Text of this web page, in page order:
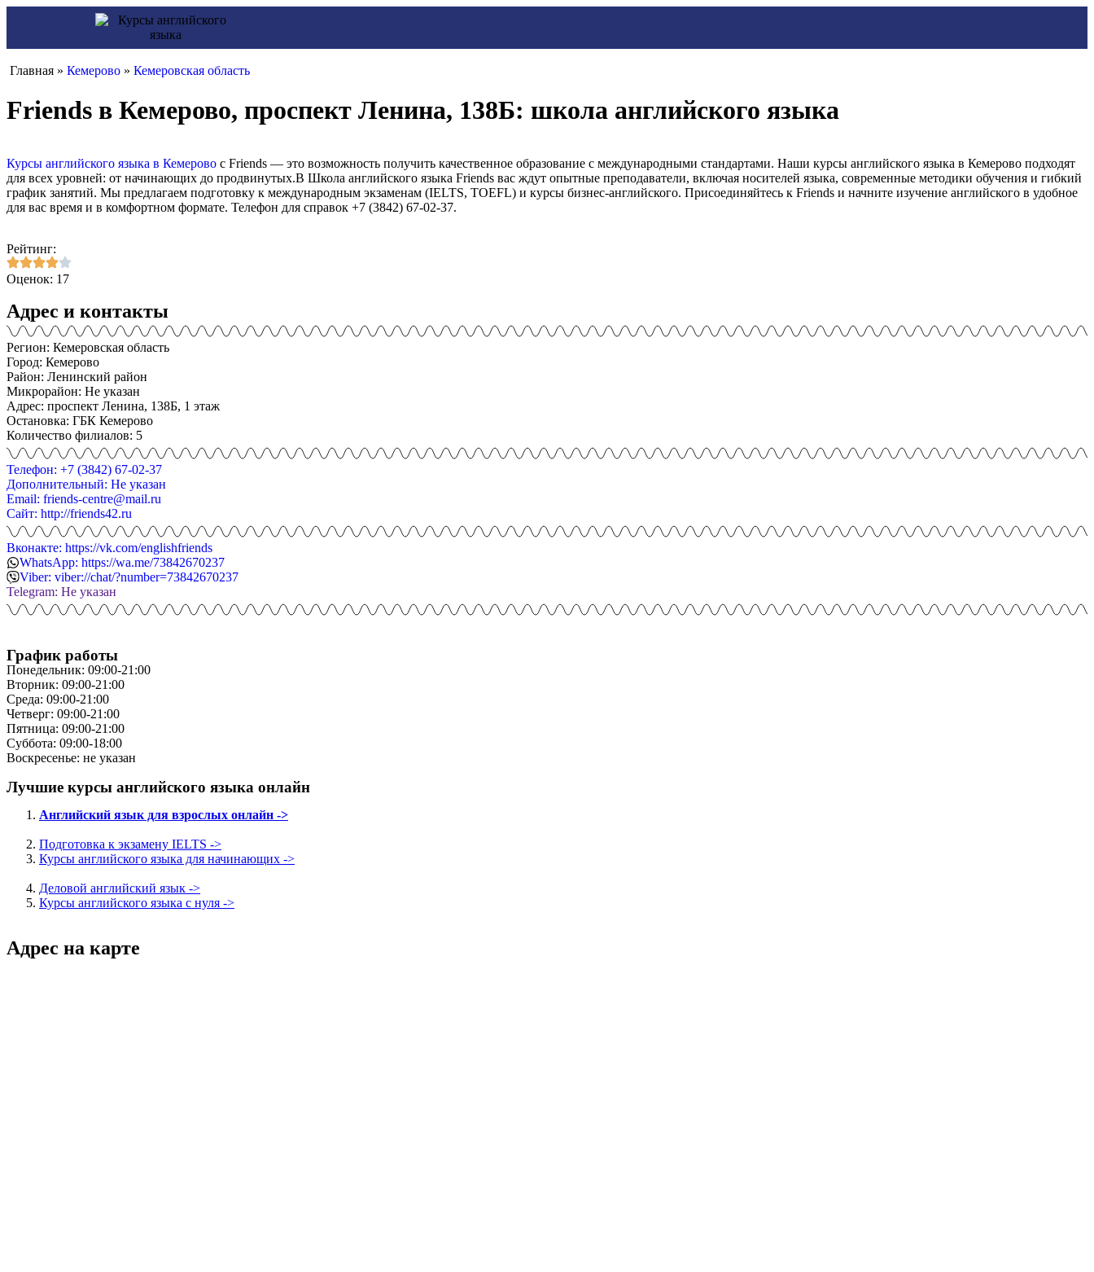
Главная » Кемерово » Кемеровская область
Friends в Кемерово, проспект Ленина, 138Б: школа английского языка
Курсы английского языка в Кемерово с Friends — это возможность получить качественное образование с международными стандартами. Наши курсы английского языка в Кемерово подходят
для всех уровней: от начинающих до продвинутых.В Школа английского языка Friends вас ждут опытные преподаватели, включая носителей языка, современные методики обучения и гибкий
график занятий. Мы предлагаем подготовку к международным экзаменам (IELTS, TOEFL) и курсы бизнес-английского. Присоединяйтесь к Friends и начните изучение английского в удобное
для вас время и в комфортном формате. Телефон для справок +7 (3842) 67-02-37.
Рейтинг:
Оценок: 17
Адрес и контакты
Регион: Кемеровская область
Город: Кемерово
Район: Ленинский район
Микрорайон: Не указан
Адрес: проспект Ленина, 138Б, 1 этаж
Остановка: ГБК Кемерово
Количество филиалов: 5
Телефон: +7 (3842) 67-02-37
Дополнительный: Не указан
Email: friends-centre@mail.ru
Сайт: http://friends42.ru
Вконакте: https://vk.com/englishfriends
WhatsApp: https://wa.me/73842670237
Viber: viber://chat/?number=73842670237
Telegram: Не указан
График работы
Понедельник: 09:00-21:00
Вторник: 09:00-21:00
Среда: 09:00-21:00
Четверг: 09:00-21:00
Пятница: 09:00-21:00
Суббота: 09:00-18:00
Воскресенье: не указан
Лучшие курсы английского языка онлайн
Английский язык для взрослых онлайн ->
Подготовка к экзамену IELTS ->
Курсы английского языка для начинающих ->
Деловой английский язык ->
Курсы английского языка с нуля ->
Адрес на карте